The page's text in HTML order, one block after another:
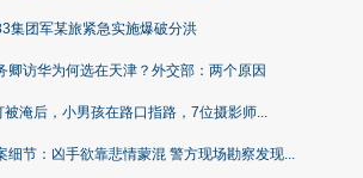
集团军某旅紧急实施爆破分洪
卿访华为何选在天津？外交部：两个原因
被淹后，小男孩在路口指路，7位摄影师...
细节：凶手欲靠悲情蒙混 警方现场勘察发现...